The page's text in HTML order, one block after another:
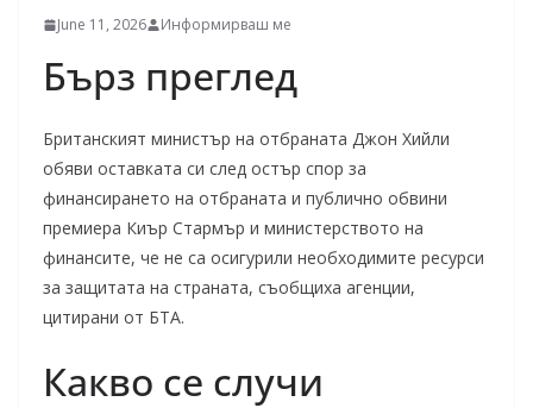
June 11, 2026 Информирваш ме
Бърз преглед
Британският министър на отбраната Джон Хийли
обяви оставката си след остър спор за
финансирането на отбраната и публично обвини
премиера Киър Стармър и министерството на
финансите, че не са осигурили необходимите ресурси
за защитата на страната, съобщиха агенции,
цитирани от БТА.
Какво се случи